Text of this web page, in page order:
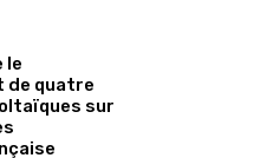
le
de quatre
sur